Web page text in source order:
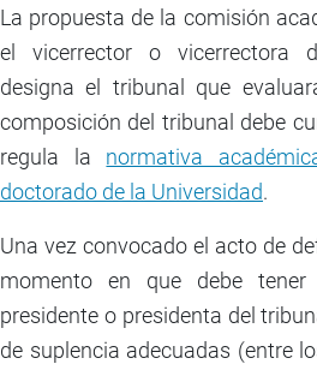
La propuesta de la comisión
el vicerrector o vicerrectora
designa el tribunal que
composición del tribunal debe
regula la normativa
doctorado de la Universidad.
Una vez convocado el acto de
momento en que debe tener
presidente o presidenta del
de suplencia adecuadas (entre